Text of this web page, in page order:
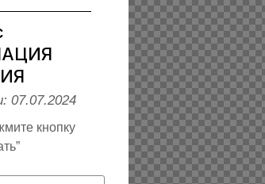
07.07.2024
кнопку